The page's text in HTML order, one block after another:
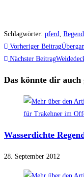
Schlagwörter: pferd,
Weitere
Artikel
ansehen
Vorheriger Beitrag
Nächster Beitrag
Das könnte dir auch
Wasserdichte
28. September 2012